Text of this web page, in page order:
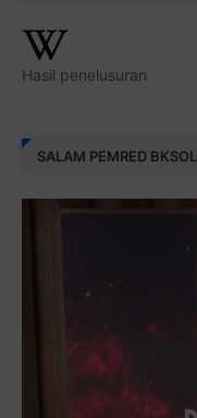
Hasil penelusuran
SALAM PEMRED BKSOL